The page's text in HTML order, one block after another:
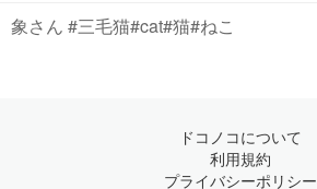
象さん #三毛猫#cat#猫#ねこ
ドコノコについて
利用規約
プライバシーポリシー